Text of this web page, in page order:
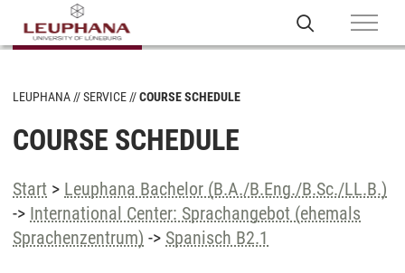
LEUPHANA SERVICE COURSE SCHEDULE
COURSE SCHEDULE
Start > Leuphana Bachelor (B.A./B.Eng./B.Sc./LL.B.)
-> International Center: Sprachangebot (ehemals
Sprachenzentrum) -> Spanisch B2.1